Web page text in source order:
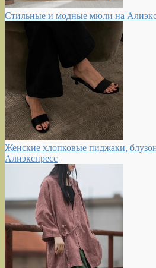
Стильные и модные мюли на
Женские хлопковые пиджаки,
Алиэкспресс